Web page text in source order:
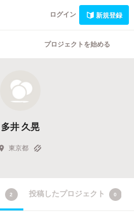
ログイン 新規登録
プロジェクトを始める
多井 久晃
東京都
2 投稿したプロジェクト 0